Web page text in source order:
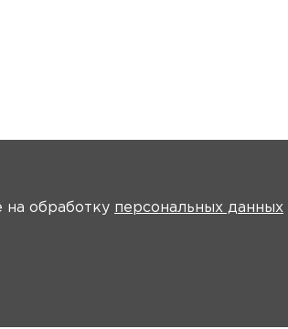
на обработку персональных данных